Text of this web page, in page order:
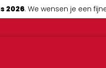
2026. We wensen je een